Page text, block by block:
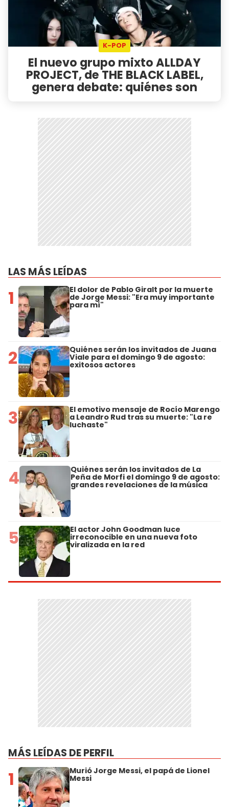
K-POP
El nuevo grupo mixto ALLDAY
PROJECT, de THE BLACK LABEL,
genera debate: quiénes son
LAS MÁS LEÍDAS
1 El dolor de Pablo Giralt por la muerte
de Jorge Messi: "Era muy importante
para mí"
2 Quiénes serán los invitados de Juana
Viale para el domingo 9 de agosto:
exitosos actores
3 El emotivo mensaje de Rocío Marengo
a Leandro Rud tras su muerte: "La re
luchaste"
4 Quiénes serán los invitados de La
Peña de Morfi el domingo 9 de agosto:
grandes revelaciones de la música
5 El actor John Goodman luce
irreconocible en una nueva foto
viralizada en la red
MÁS LEÍDAS DE PERFIL
1 Murió Jorge Messi, el papá de Lionel
Messi